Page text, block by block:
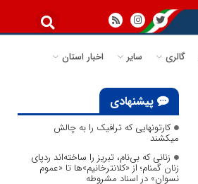
گالری سایر اخبار استان
پیشنهادی
کارتونهایی که ترافیک را به چالش
میکشند
زنانی که بی‌نام، تبریز را ساخته‌اند ردپای
زنان گمنام؛ از «کلانترخانیم»ها تا «عموم
نسوان» در اسناد مشروطه